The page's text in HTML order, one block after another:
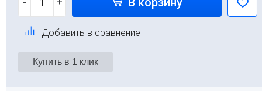
Добавить в сравнение